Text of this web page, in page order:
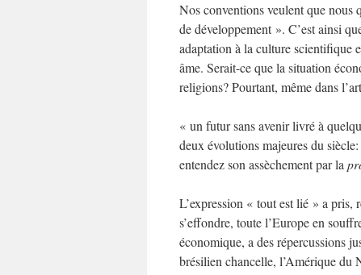
Nos conventions veulent que nous
de développement ». C’est ainsi
adaptation à la culture scientifique
âme. Serait-ce que la situation
religions? Pourtant, même dans
« un futur sans avenir livré à
deux évolutions majeures du
entendez son assèchement par la
L’expression « tout est lié » a
s’effondre, toute l’Europe en
économique, a des répercussions
brésilien chancelle, l’Amérique du